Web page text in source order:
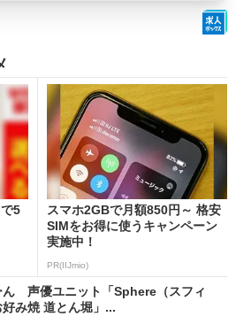
5
スマホ2GBで月額850円～ 格安
SIMをお得に使うキャンペーン
実施中！
PR(IIJmio)
ん 声優ユニット「Sphere（スフィ
み焼 道とん堀」...